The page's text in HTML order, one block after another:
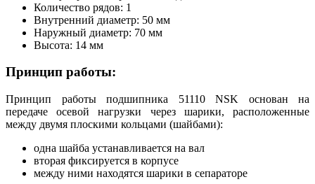
Количество рядов: 1
Внутренний диаметр: 50 мм
Наружный диаметр: 70 мм
Высота: 14 мм
Принцип работы:
Принцип работы подшипника 51110 NSK основан на
передаче осевой нагрузки через шарики, расположенные
между двумя плоскими кольцами (шайбами):
одна шайба устанавливается на вал
вторая фиксируется в корпусе
между ними находятся шарики в сепараторе